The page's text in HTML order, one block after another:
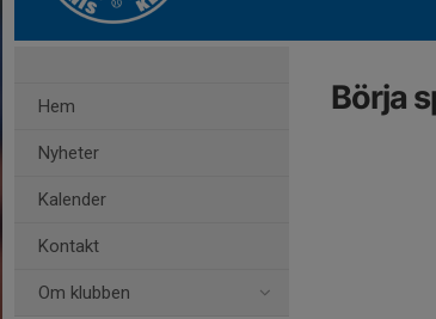
Hem
Nyheter
Kalender
Kontakt
Om klubben
Börja